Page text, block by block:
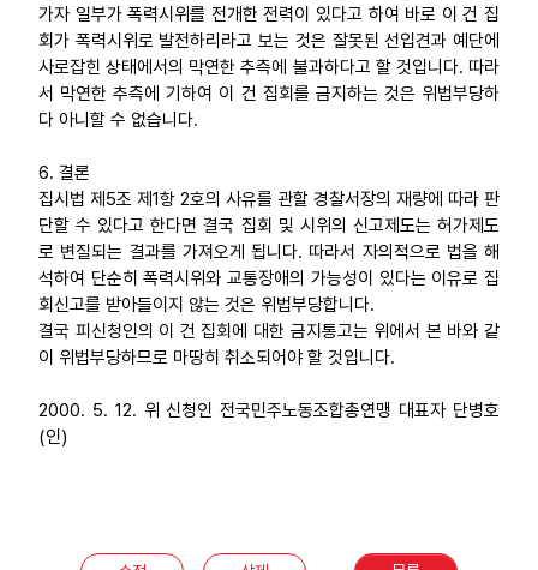
가자 일부가 폭력시위를 전개한 전력이 있다고 하여 바로 이 건 집
회가 폭력시위로 발전하리라고 보는 것은 잘못된 선입견과 예단에
사로잡힌 상태에서의 막연한 추측에 불과하다고 할 것입니다. 따라
서 막연한 추측에 기하여 이 건 집회를 금지하는 것은 위법부당하
다 아니할 수 없습니다.
6. 결론
집시법 제5조 제1항 2호의 사유를 관할 경찰서장의 재량에 따라 판
단할 수 있다고 한다면 결국 집회 및 시위의 신고제도는 허가제도
로 변질되는 결과를 가져오게 됩니다. 따라서 자의적으로 법을 해
석하여 단순히 폭력시위와 교통장애의 가능성이 있다는 이유로 집
회신고를 받아들이지 않는 것은 위법부당합니다.
결국 피신청인의 이 건 집회에 대한 금지통고는 위에서 본 바와 같
이 위법부당하므로 마땅히 취소되어야 할 것입니다.
2000. 5. 12. 위 신청인 전국민주노동조합총연맹 대표자 단병호
(인)